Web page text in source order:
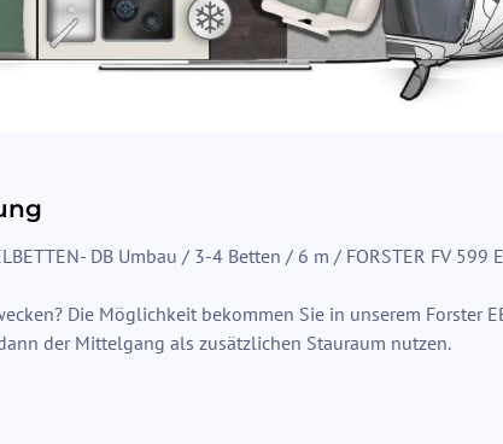
DB Umbau / 3-4 Betten / 6 m / FORSTER FV 599
Die Möglichkeit bekommen Sie in unserem Forster
der Mittelgang als zusätzlichen Stauraum nutzen.